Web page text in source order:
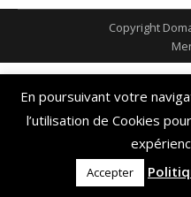
Facebook
Copyright
En poursuivant votre
l’utilisation de Cookies
Accepter